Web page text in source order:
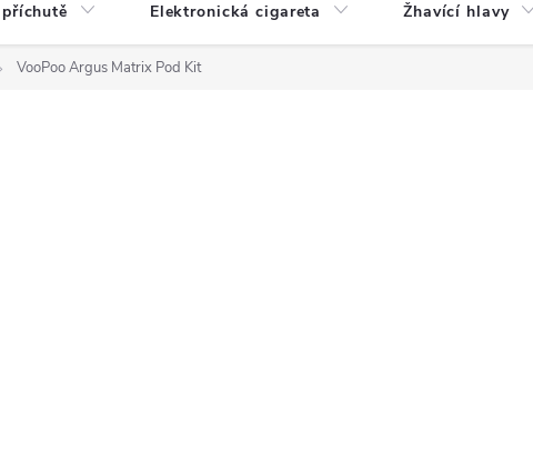
Elektronická cigareta Žhavící hlavy
VooPoo Argus Matrix Pod Kit